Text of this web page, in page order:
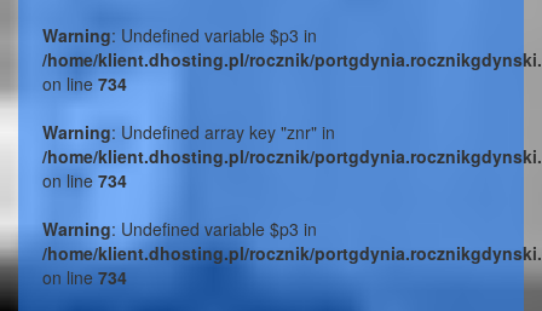
Warning: Undefined variable $p3 in
/home/klient.dhosting.pl/rocznik/
on line 734
Warning: Undefined array key "znr" in
/home/klient.dhosting.pl/rocznik/
on line 734
Warning: Undefined variable $p3 in
/home/klient.dhosting.pl/rocznik/
on line 734